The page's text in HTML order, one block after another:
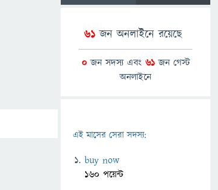
61 জন অনলাইনে রয়েছে
0জন সদস্য এবং 61জন গেস্ট
অনলাইনে
এই মাসের সেরা সদস্য:
buy now
160 পয়েন্ট